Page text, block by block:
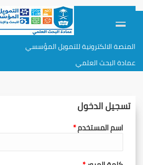
المنصة الالكترونية للتمويل المؤسسي
عمادة البحث العلمي
تسجيل الدخول
اسم المستخدم